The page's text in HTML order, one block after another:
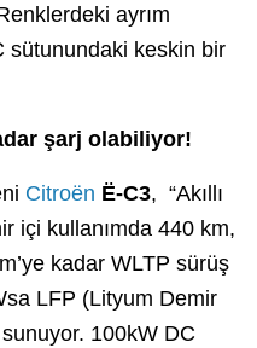
ayrım
sütunundaki keskin bir
şarj olabiliyor!
Citroën Ë-C3, “Akıllı
içi kullanımda 440 km,
kadar WLTP sürüş
LFP (Lityum Demir
100kW DC